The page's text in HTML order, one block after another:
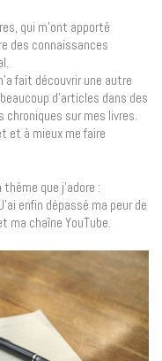
qui m’ont apporté
des connaissances
fait découvrir une autre
d’articles dans des
sur mes livres.
et à mieux me faire
que j’adore :
enfin dépassé ma peur de
ma chaîne YouTube.